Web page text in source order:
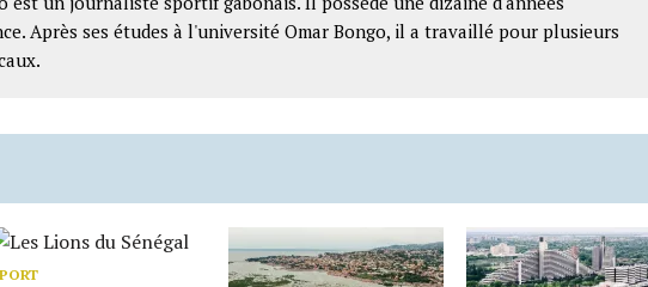
Après ses études à l'université Omar Bongo, il a travaillé pour plusieurs